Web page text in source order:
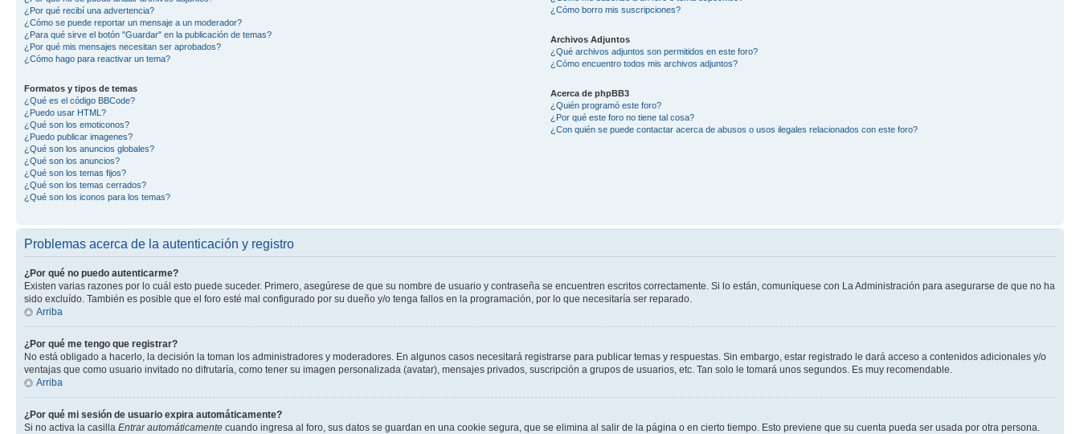
¿Por qué recibí una advertencia?
¿Cómo se puede reportar un mensaje a un moderador?
¿Para qué sirve el botón "Guardar" en la publicación de temas?
¿Por qué mis mensajes necesitan ser aprobados?
¿Cómo hago para reactivar un tema?
Formatos y tipos de temas
¿Qué es el código BBCode?
¿Puedo usar HTML?
¿Qué son los emoticonos?
¿Puedo publicar imagenes?
¿Qué son los anuncios globales?
¿Qué son los anuncios?
¿Qué son los temas fijos?
¿Qué son los temas cerrados?
¿Qué son los iconos para los temas?
¿Cómo borro mis suscripciones?
Archivos Adjuntos
¿Qué archivos adjuntos son permitidos en este foro?
¿Cómo encuentro todos mis archivos adjuntos?
Acerca de phpBB3
¿Quién programó este foro?
¿Por qué este foro no tiene tal cosa?
¿Con quién se puede contactar acerca de abusos o usos ilegales relacionados con este foro?
Problemas acerca de la autenticación y registro
¿Por qué no puedo autenticarme?
Existen varias razones por lo cuál esto puede suceder. Primero, asegúrese de que su nombre de usuario y contraseña se encuentren escritos correctamente. Si lo están, comuníquese con La Administración para asegurarse de que no ha
sido excluído. También es posible que el foro esté mal configurado por su dueño y/o tenga fallos en la programación, por lo que necesitaría ser reparado.
Arriba
¿Por qué me tengo que registrar?
No está obligado a hacerlo, la decisión la toman los administradores y moderadores. En algunos casos necesitará registrarse para publicar temas y respuestas. Sin embargo, estar registrado le dará acceso a contenidos adicionales y/o
ventajas que como usuario invitado no difrutaría, como tener su imagen personalizada (avatar), mensajes privados, suscripción a grupos de usuarios, etc. Tan solo le tomará unos segundos. Es muy recomendable.
Arriba
¿Por qué mi sesión de usuario expira automáticamente?
Si no activa la casilla Entrar automáticamente cuando ingresa al foro, sus datos se guardan en una cookie segura, que se elimina al salir de la página o en cierto tiempo. Esto previene que su cuenta pueda ser usada por otra persona.